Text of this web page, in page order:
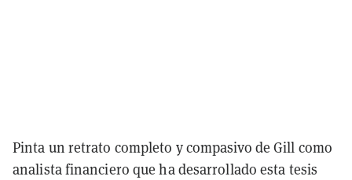
Pinta un retrato completo y compasivo de Gill como
analista financiero que ha desarrollado esta tesis